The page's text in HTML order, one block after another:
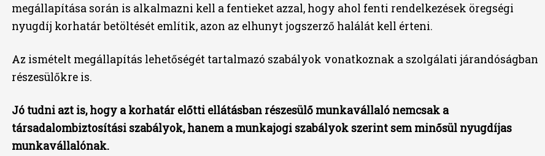
megállapítása során is alkalmazni kell a fentieket azzal, hogy ahol fenti rendelkezések öregségi
nyugdíj korhatár betöltését említik, azon az elhunyt jogszerző halálát kell érteni.
Az ismételt megállapítás lehetőségét tartalmazó szabályok vonatkoznak a szolgálati járandóságban
részesülőkre is.
Jó tudni azt is, hogy a korhatár előtti ellátásban részesülő munkavállaló nemcsak a
társadalombiztosítási szabályok, hanem a munkajogi szabályok szerint sem minősül nyugdíjas
munkavállalónak.